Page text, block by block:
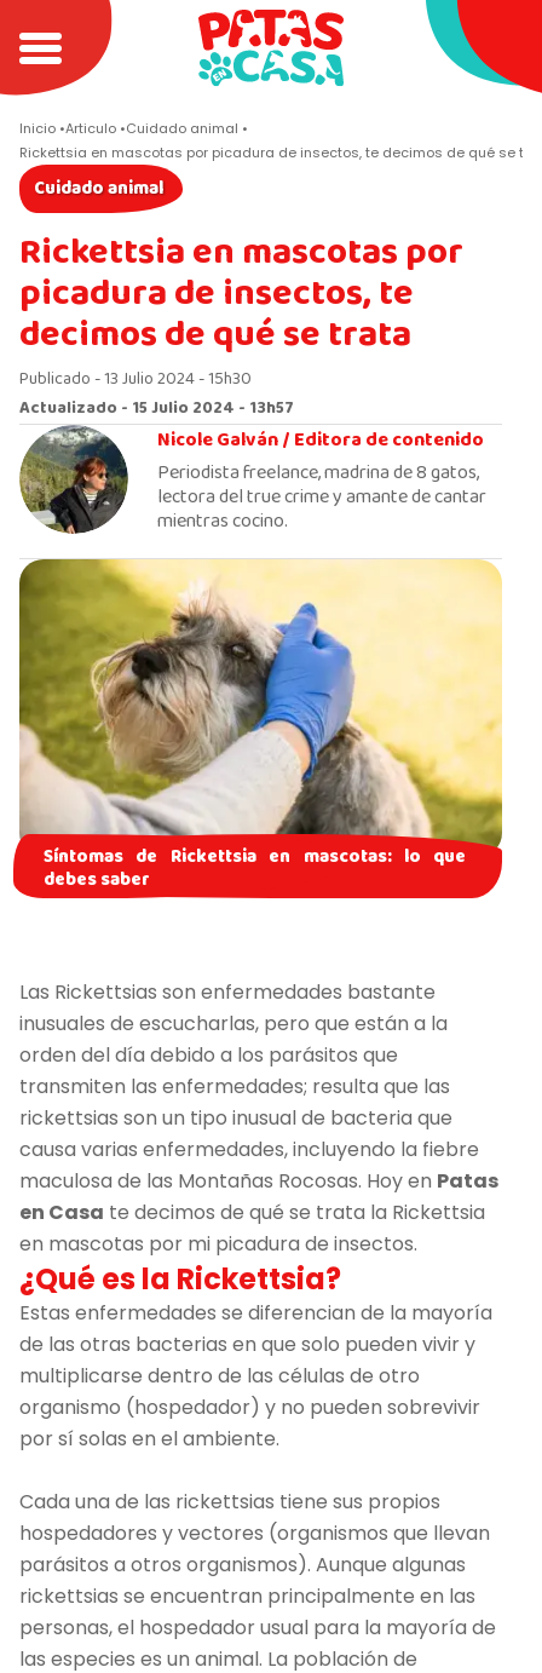
Inicio Articulo Cuidado animal
Rickettsia en mascotas por picadura de insectos, te decimos de qué se
Cuidado animal
Rickettsia en mascotas por
picadura de insectos, te
decimos de qué se trata
Publicado - 13 Julio 2024 - 15h30
Actualizado - 15 Julio 2024 - 13h57
Nicole Galván /Editora de contenido
Periodista freelance, madrina de 8 gatos,
lectora del true crime y amante de cantar
mientras cocino.
Síntomas de Rickettsia en mascotas: lo que
debes saber
Las Rickettsias son enfermedades bastante
inusuales de escucharlas, pero que están a la
orden del día debido a los parásitos que
transmiten las enfermedades; resulta que las
rickettsias son un tipo inusual de bacteria que
causa varias enfermedades, incluyendo la fiebre
maculosa de las Montañas Rocosas. Hoy en Patas
en Casa te decimos de qué se trata la Rickettsia
en mascotas por mi picadura de insectos.
¿Qué es la Rickettsia?
Estas enfermedades se diferencian de la mayoría
de las otras bacterias en que solo pueden vivir y
multiplicarse dentro de las células de otro
organismo (hospedador) y no pueden sobrevivir
por sí solas en el ambiente.
Cada una de las rickettsias tiene sus propios
hospedadores y vectores (organismos que llevan
parásitos a otros organismos). Aunque algunas
rickettsias se encuentran principalmente en las
personas, el hospedador usual para la mayoría de
las especies es un animal. La población de